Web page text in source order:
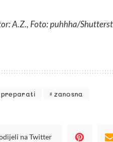
A.Z., Foto: puhhha/
zanosna
na Twitter